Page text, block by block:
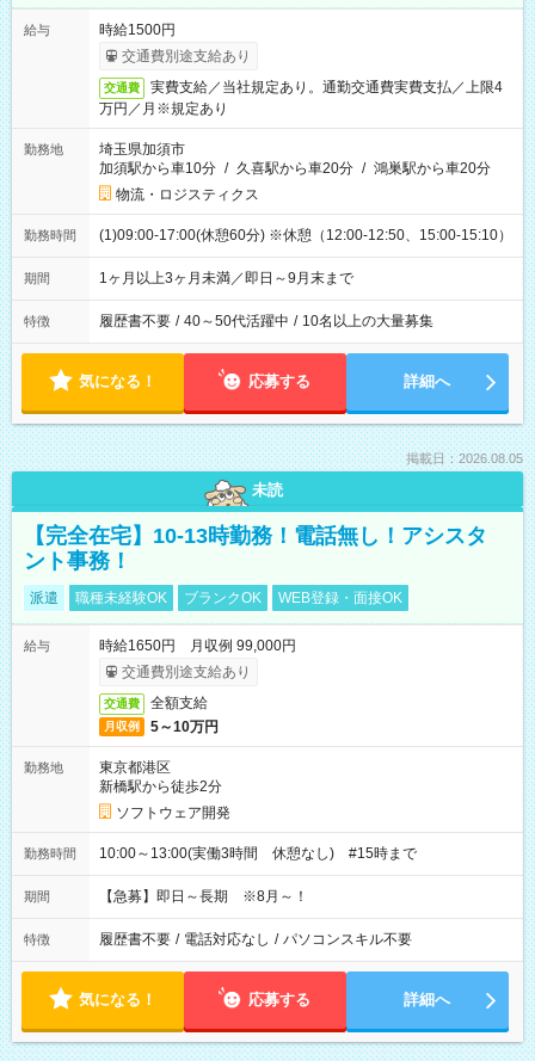
給与
時給1500円
交通費別途支給あり
交通費
実費支給／当社規定あり。通勤交通費実費支払／上限4
万円／月※規定あり
勤務地
埼玉県加須市
加須駅から車10分 / 久喜駅から車20分 / 鴻巣駅から車20分
物流・ロジスティクス
勤務時間 (1)09:00-17:00(休憩60分) ※休憩（12:00-12:50、15:00-15:10）
期間 1ヶ月以上3ヶ月未満／即日～9月末まで
特徴 履歴書不要 / 40～50代活躍中 / 10名以上の大量募集
気になる！ 応募する 詳細へ
掲載日：2026.08.05
未読
【完全在宅】10-13時勤務！電話無し！アシスタ
ント事務！
派遣 職種未経験OK ブランクOK WEB登録・面接OK
給与
時給1650円 月収例 99,000円
交通費別途支給あり
交通費 全額支給
月収例 5～10万円
勤務地
東京都港区
新橋駅から徒歩2分
ソフトウェア開発
勤務時間 10:00～13:00(実働3時間 休憩なし) #15時まで
期間 【急募】即日～長期 ※8月～！
特徴 履歴書不要 / 電話対応なし / パソコンスキル不要
気になる！ 応募する 詳細へ